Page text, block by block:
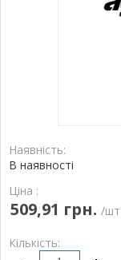
Наявність:
В наявності
Ціна :
509,91 грн. /шт
Кількість: